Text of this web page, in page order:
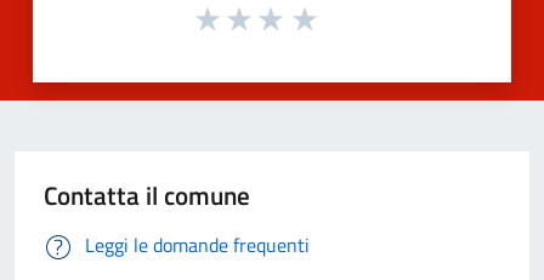
Contatta il comune
Leggi le domande frequenti